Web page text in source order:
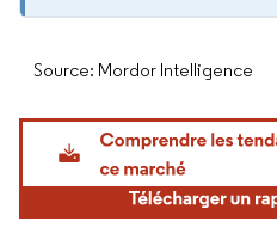
Source: Mordor Intelligence